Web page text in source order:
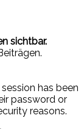
sichtbar.
has been
password or
reasons.